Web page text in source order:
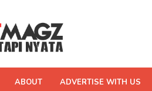
ABOUT ADVERTISE WITH US